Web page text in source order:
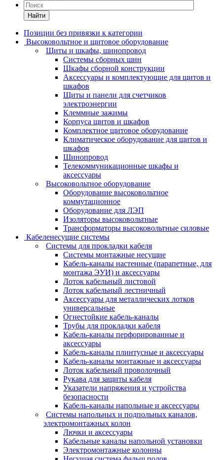
Найти
Позиции без привязки к категории
Высоковольтное и щитовое оборудование
Щиты и шкафы, шинопровод
Системы сборных шин
Шкафы сборной конструкции
Аксессуары и комплектующие для щитов и
шкафов
Щиты и панели для счетчиков
электроэнергии
Клеммные зажимы
Корпуса щитов и шкафов
Комплектное щитовое оборудование
Климатическое оборудование для щитов и
шкафов
Шинопровод
Телекоммуникационные шкафы и
аксессуары
Высоковольтное оборудование
Оборудование высоковольтное
коммутационное
Оборудование для ЛЭП
Изоляторы высоковольтные
Трансформаторы высоковольтные силовые
Кабеленесущие системы
Системы для прокладки кабеля
Системы монтажные несущие
Кабель-каналы настенные (парапетные, для
монтажа ЭУИ) и аксессуары
Лоток кабельный листовой
Лоток кабельный лестничный
Аксессуары для металлических лотков
универсальные
Огнестойкие кабель-каналы
Трубы для прокладки кабеля
Кабель-каналы перфорированные и
аксессуары
Кабель-каналы плинтусные и аксессуары
Кабель-каналы монтажные и аксессуары
Лоток кабельный проволочный
Рукава для защиты кабеля
Указатели напряжения и устройства
безопасности
Кабель-каналы напольные и аксессуары
Системы напольных и подпольных каналов,
электромонтажных колон
Лючки и аксессуары
Кабельные каналы напольной установки
Электромонтажные колонны